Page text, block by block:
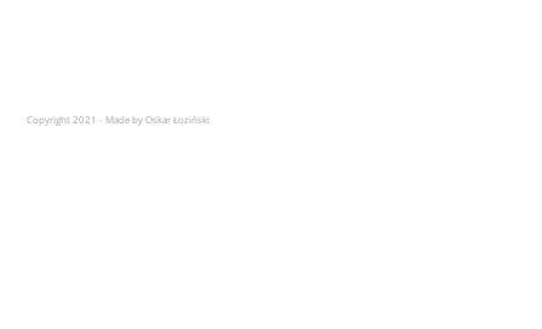
Copyright 2021 - Made by Oskar Łoziński